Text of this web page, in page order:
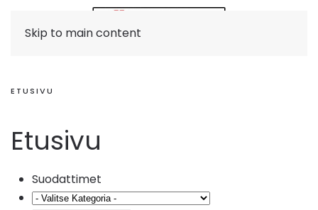
Skip to main content
ETUSIVU
Etusivu
Suodattimet